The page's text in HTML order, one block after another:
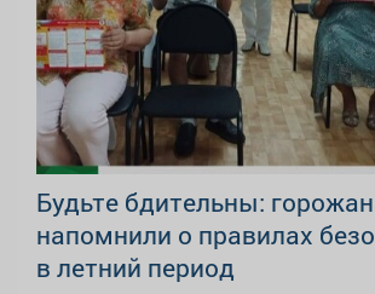
Будьте бдительны:
напомнили о правилах
в летний период